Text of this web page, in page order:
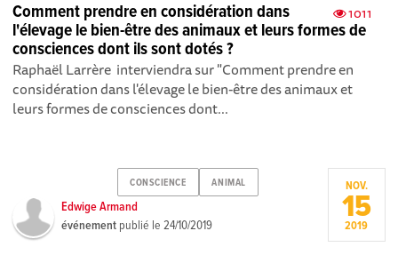
1011
Comment prendre en considération dans
l'élevage le bien-être des animaux et leurs formes de
consciences dont ils sont dotés ?
Raphaël Larrère interviendra sur "Comment prendre en
considération dans l'élevage le bien-être des animaux et
leurs formes de consciences dont...
CONSCIENCE ANIMAL
Edwige Armand
événement publié le24/10/2019
NOV.
15
2019